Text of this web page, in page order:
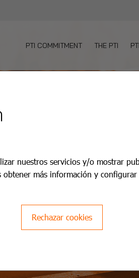
PTI COMMITMENT THE PTI
nuestros servicios y/o mostrar
más información y
Rechazar cookies